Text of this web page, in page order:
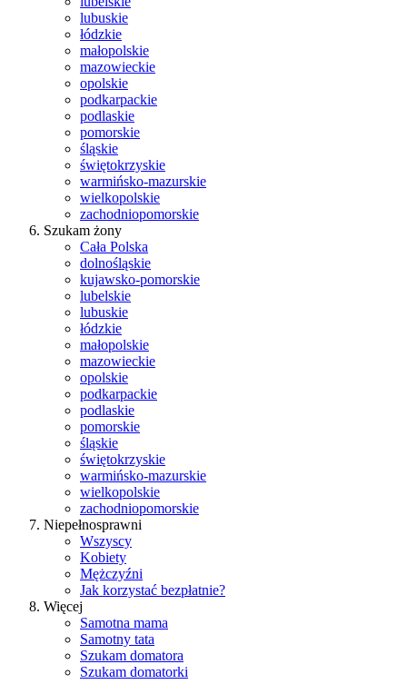
lubuskie
łódzkie
małopolskie
mazowieckie
opolskie
podkarpackie
podlaskie
pomorskie
śląskie
świętokrzyskie
warmińsko-mazurskie
wielkopolskie
zachodniopomorskie
Szukam żony
Cała Polska
dolnośląskie
kujawsko-pomorskie
lubelskie
lubuskie
łódzkie
małopolskie
mazowieckie
opolskie
podkarpackie
podlaskie
pomorskie
śląskie
świętokrzyskie
warmińsko-mazurskie
wielkopolskie
zachodniopomorskie
Niepełnosprawni
Wszyscy
Kobiety
Mężczyźni
Jak korzystać bezpłatnie?
Więcej
Samotna mama
Samotny tata
Szukam domatora
Szukam domatorki